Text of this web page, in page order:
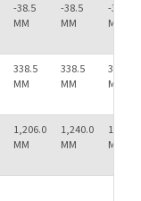
-38.5
MM
-38.5
MM
-38.5
MM
338.5
MM
338.5
MM
338.5
MM
1,206.0
MM
1,240.0
MM
1,270.0
MM